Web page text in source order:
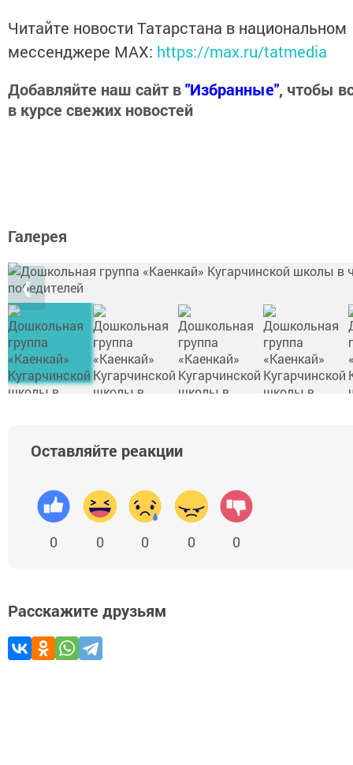
Читайте новости Татарстана в национальном
мессенджере MАХ: https://max.ru/tatmedia
Добавляйте наш сайт в"Избранные", чтобы
в курсе свежих новостей
Галерея
❮
Оставляйте реакции
0 0 0 0 0
Расскажите друзьям